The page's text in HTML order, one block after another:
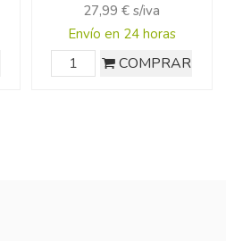
27,99 € s/iva
Envío en 24 horas
COMPRAR